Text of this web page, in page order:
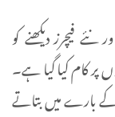
فیچرز دیکھنے کو
کام کیا گیا ہے۔
کے بارے میں بتاتے